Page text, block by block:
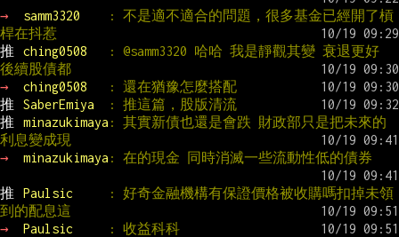
→ samm3320
: 不是適不適合的問題，很多基金已經開了槓
桿在抖惹
推
ching0508
: @samm3320 哈哈 我是靜觀其變 衰退更好
後續股債都
→
ching0508
: 還在猶豫怎麼搭配
推
SaberEmiya
: 推這篇，股版清流
推
minazukimaya : 其實新債也還是會跌 財政部只是把未來的
利息變成現
→
minazukimaya : 在的現金 同時消滅一些流動性低的債券
推 Paulsic
: 好奇金融機構有保證價格被收購嗎扣掉未領
到的配息這
→
Paulsic
: 收益科科